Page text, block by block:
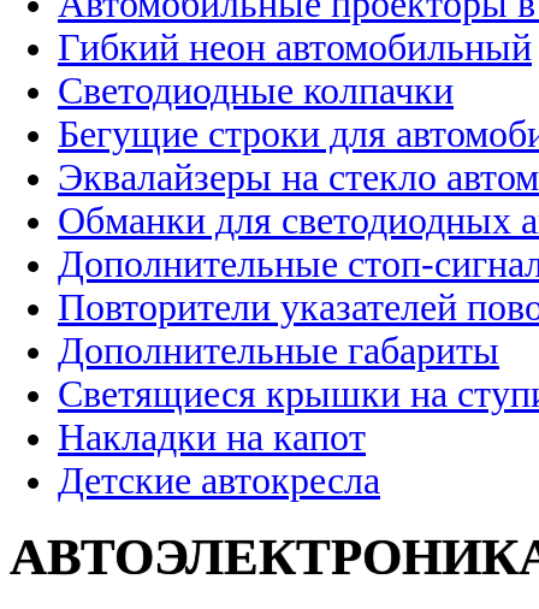
Гибкий неон автомобильный
Светодиодные колпачки
Бегущие строки для
Эквалайзеры на стекло
Обманки для светодиодных
Дополнительные стоп-
Повторители указателей
Дополнительные габариты
Светящиеся крышки на
Накладки на капот
Детские автокресла